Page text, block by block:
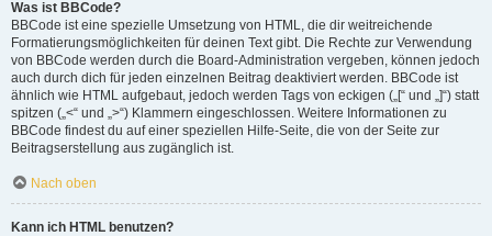
Was ist BBCode?
BBCode ist eine spezielle Umsetzung von HTML, die dir weitreichende
Formatierungsmöglichkeiten für deinen Text gibt. Die Rechte zur Verwendung
von BBCode werden durch die Board-Administration vergeben, können jedoch
auch durch dich für jeden einzelnen Beitrag deaktiviert werden. BBCode ist
ähnlich wie HTML aufgebaut, jedoch werden Tags von eckigen („[“ und „]“) statt
spitzen („<“ und „>“) Klammern eingeschlossen. Weitere Informationen zu
BBCode findest du auf einer speziellen Hilfe-Seite, die von der Seite zur
Beitragserstellung aus zugänglich ist.
Nach oben
Kann ich HTML benutzen?